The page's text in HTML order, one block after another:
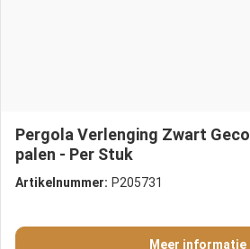
Pergola Verlenging Zwart
palen - Per Stuk
Artikelnummer: P205731
Meer informatie